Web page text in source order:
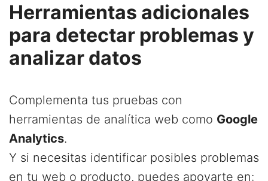
Herramientas adicionales
para detectar problemas y
analizar datos
Complementa tus pruebas con
herramientas de analítica web como Google
Analytics.
Y si necesitas identificar posibles problemas
en tu web o producto, puedes apoyarte en: